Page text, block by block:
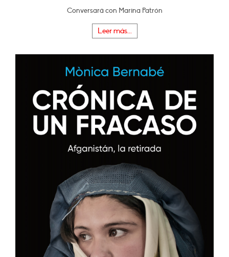
Conversará con Marina Patrón
Leer más...